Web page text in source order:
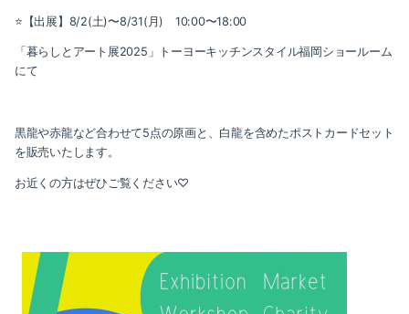
⭐️【出展】8/2(土)〜8/31(月) 10:00〜18:00
「暮らしとアート展2025」トーヨーキッチンスタイル福岡ショールーム
にて
黒龍や赤龍など合わせて5点の原画と、白龍を含めたポストカードセット
を販売いたします。
お近くの方はぜひご覧ください♡